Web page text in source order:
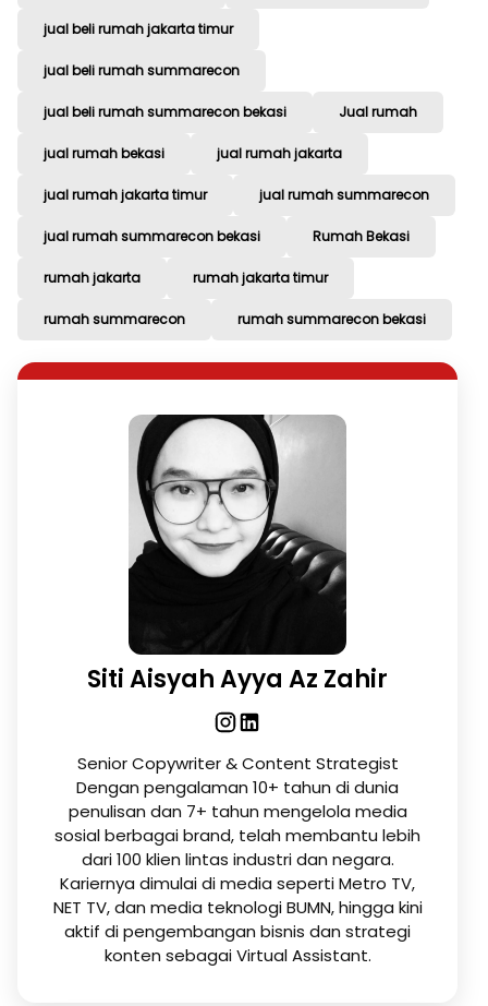
jual beli rumah jakarta timur
jual beli rumah summarecon
jual beli rumah summarecon bekasi Jual rumah
jual rumah bekasi jual rumah jakarta
jual rumah jakarta timur jual rumah summarecon
jual rumah summarecon bekasi Rumah Bekasi
rumah jakarta rumah jakarta timur
rumah summarecon rumah summarecon bekasi
Siti Aisyah Ayya Az Zahir
Senior Copywriter & Content Strategist
Dengan pengalaman 10+ tahun di dunia
penulisan dan 7+ tahun mengelola media
sosial berbagai brand, telah membantu lebih
dari 100 klien lintas industri dan negara.
Kariernya dimulai di media seperti Metro TV,
NET TV, dan media teknologi BUMN, hingga kini
aktif di pengembangan bisnis dan strategi
konten sebagai Virtual Assistant.